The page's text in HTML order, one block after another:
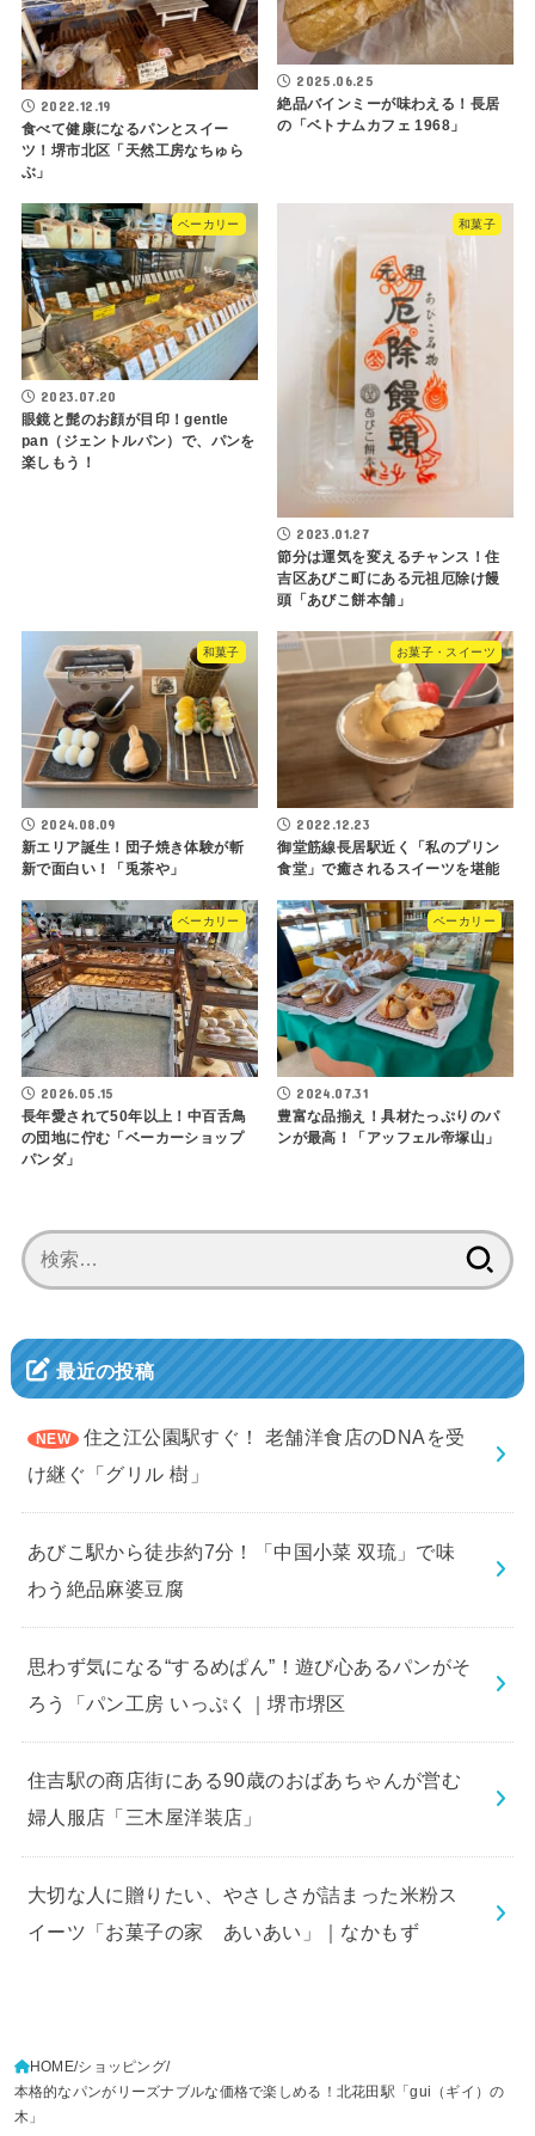
2022.12.19
食べて健康になるパンとスイー
ツ！堺市北区「天然工房なちゅら
ぶ」
2025.06.25
絶品バインミーが味わえる！長居
の「ベトナムカフェ 1968」
ベーカリー
2023.07.20
眼鏡と髭のお顔が目印！gentle
pan（ジェントルパン）で、パンを
楽しもう！
和菓子
2023.01.27
節分は運気を変えるチャンス！住
吉区あびこ町にある元祖厄除け饅
頭「あびこ餅本舗」
和菓子
2024.08.09
新エリア誕生！団子焼き体験が斬
新で面白い！「兎茶や」
お菓子・スイーツ
2022.12.23
御堂筋線長居駅近く「私のプリン
食堂」で癒されるスイーツを堪能
ベーカリー
2026.05.15
長年愛されて50年以上！中百舌鳥
の団地に佇む「ベーカーショップ
パンダ」
ベーカリー
2024.07.31
豊富な品揃え！具材たっぷりのパ
ンが最高！「アッフェル帝塚山」
索:
最近の投稿
住之江公園駅すぐ！ 老舗洋食店のDNAを受
け継ぐ「グリル 樹」
あびこ駅から徒歩約7分！「中国小菜 双琉」で味
わう絶品麻婆豆腐
思わず気になる“するめぱん”！遊び心あるパンがそ
ろう「パン工房 いっぷく｜堺市堺区
住吉駅の商店街にある90歳のおばあちゃんが営む
婦人服店「三木屋洋装店」
大切な人に贈りたい、やさしさが詰まった米粉ス
イーツ「お菓子の家 あいあい」｜なかもず
HOME ショッピング
本格的なパンがリーズナブルな価格で楽しめる！北花田駅「gui（ギイ）の
木」